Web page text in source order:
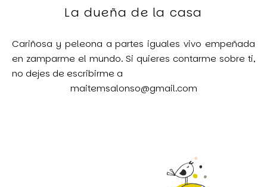
La dueña de la casa
Cariñosa y peleona a partes iguales vivo empeñada
en zamparme el mundo. Si quieres contarme sobre ti,
no dejes de escribirme a
maitemsalonso@gmail.com